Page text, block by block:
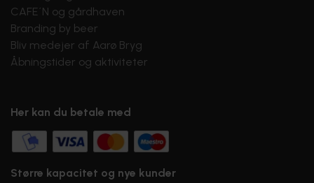
CAFE´N og gårdhaven
Branding by beer
Bliv medejer af Aarø Bryg
Åbningstider og aktiviteter
Her kan du betale med
Større kapacitet og nye kunder